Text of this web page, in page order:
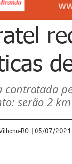
contratada
serão 2
Vilhena-RO |05/07/